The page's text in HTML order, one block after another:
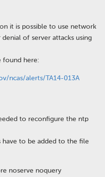
it is possible to use network
of server attacks using
found here:
ncas/alerts/TA14-013A
to reconfigure the ntp
to be added to the file
noserve noquery